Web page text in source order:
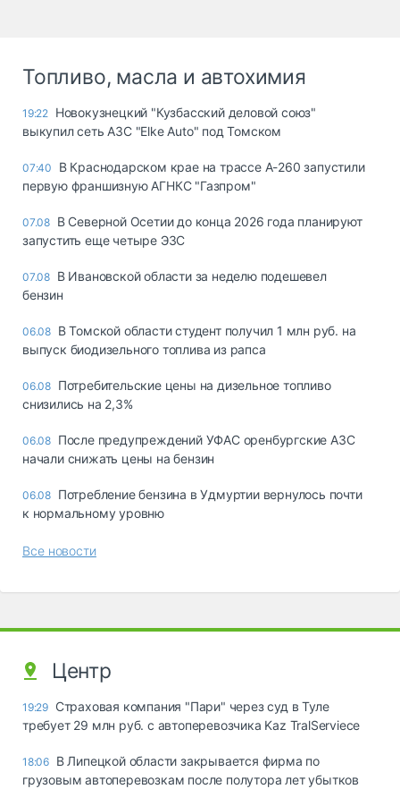
Топливо, масла и автохимия
19:22 Новокузнецкий "Кузбасский деловой союз"
выкупил сеть АЗС "Elke Auto" под Томском
07:40
В Краснодарском крае на трассе А-260 запустили
первую франшизную АГНКС "Газпром"
07.08 В Северной Осетии до конца 2026 года планируют
запустить еще четыре ЭЗС
07.08 В Ивановской области за неделю подешевел
бензин
06.08 В Томской области студент получил 1 млн руб. на
выпуск биодизельного топлива из рапса
06.08 Потребительские цены на дизельное топливо
снизились на 2,3%
06.08 После предупреждений УФАС оренбургские АЗС
начали снижать цены на бензин
06.08 Потребление бензина в Удмуртии вернулось почти
к нормальному уровню
Все новости
Центр
19:29 Страховая компания "Пари" через суд в Туле
требует 29 млн руб. с автоперевозчика Kaz TralServiece
18:06 В Липецкой области закрывается фирма по
грузовым автоперевозкам после полутора лет убытков